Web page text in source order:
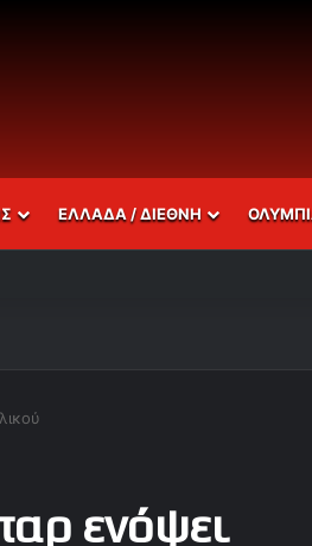
ΕΛΛΑΔΑ / ΔΙΕΘΝΗ
ενόψει